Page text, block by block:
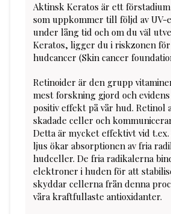
Aktinsk Keratos är ett
som uppkommer till följd av UV-
under lång tid och om du väl
Keratos, ligger du i riskzonen
hudcancer (Skin cancer
Retinoider är den grupp
mest forskning gjord och
positiv effekt på vår hud. Retinol
skadade celler och
Detta är mycket effektivt vid
ljus ökar absorptionen av fria
hudceller. De fria radikalerna
elektroner i huden för att
skyddar cellerna från denna
våra kraftfullaste antioxidanter.